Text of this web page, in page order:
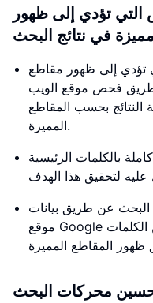
التي تؤدي إلى ظهور
في نتائج البحث
تؤدي إلى ظهور مقاطع
فحص موقع الويب
النتائج بحسب المقاطع
المميزة.
بالكلمات الرئيسية
البحث عن طريق بيانات
موقع Google الرسمية والبحث اليدوي عن الكلمات
محركات البحث